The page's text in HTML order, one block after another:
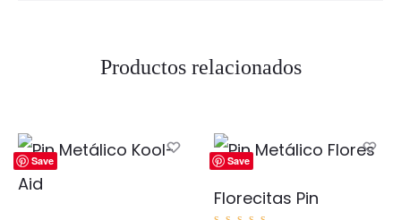
Productos relacionados
Save Save
Florecitas Pin